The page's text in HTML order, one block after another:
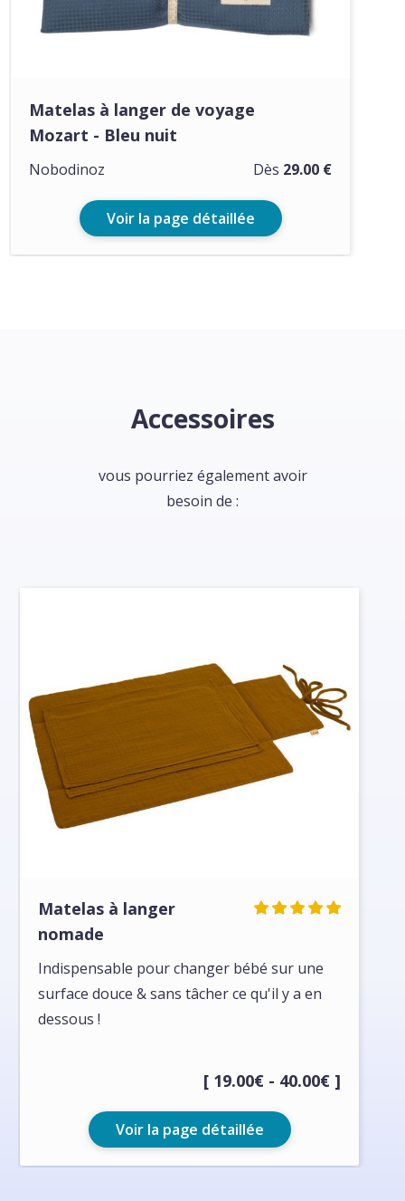
Matelas à langer de voyage
Mozart - Bleu nuit
Dès 29.00 €
Nobodinoz
Voir la page détaillée
Accessoires
vous pourriez également avoir
besoin de :
Matelas à langer
nomade
Indispensable pour changer bébé sur une
surface douce & sans tâcher ce qu'il y a en
dessous !
[ 19.00€ - 40.00€ ]
Voir la page détaillée